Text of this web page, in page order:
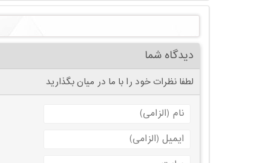
دیدگاه شما
لطفا نظرات خود را با ما در میان بگذارید